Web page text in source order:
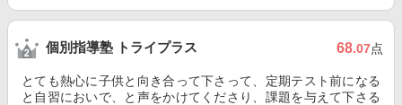
個別指導塾 トライプラス 68.07点
とても熱心に子供と向き合って下さって、定期テスト前になる
と自習においで、と声をかけてくださり、課題を与えて下さる